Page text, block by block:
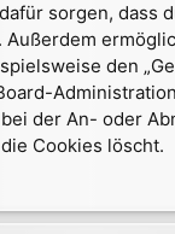
sorgen, dass
den
der An- oder
Cookies löscht.